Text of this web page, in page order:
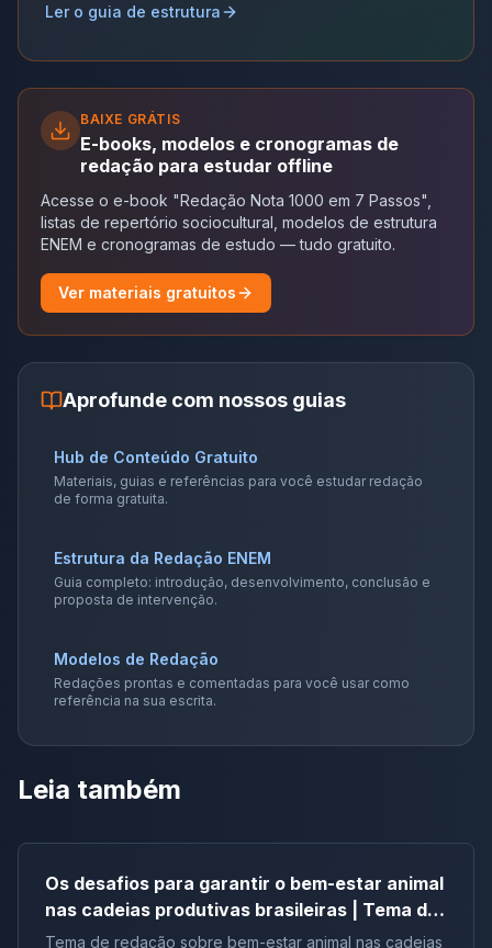
Ler o guia de estrutura
BAIXE GRÁTIS
E-books, modelos e cronogramas de
redação para estudar offline
Acesse o e-book "Redação Nota 1000 em 7 Passos",
listas de repertório sociocultural, modelos de estrutura
ENEM e cronogramas de estudo — tudo gratuito.
Ver materiais gratuitos
Aprofunde com nossos guias
Hub de Conteúdo Gratuito
Materiais, guias e referências para você estudar redação
de forma gratuita.
Estrutura da Redação ENEM
Guia completo: introdução, desenvolvimento, conclusão e
proposta de intervenção.
Modelos de Redação
Redações prontas e comentadas para você usar como
referência na sua escrita.
Leia também
Os desafios para garantir o bem-estar animal
nas cadeias produtivas brasileiras | Tema de
redação
Tema de redação sobre bem-estar animal nas cadeias